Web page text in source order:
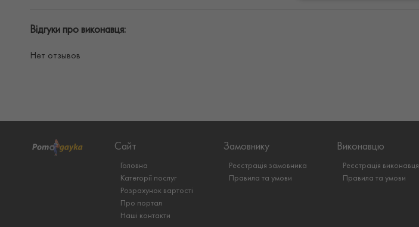
Відгуки про виконавця:
Нет отзывов
Сайт
Головна
Категорії послуг
Розрахунок вартості
Про портал
Наші контакти
Замовнику
Реєстрація замовника
Правила та умови
Виконавцю
Реєстрація виконавця
Правила та умови